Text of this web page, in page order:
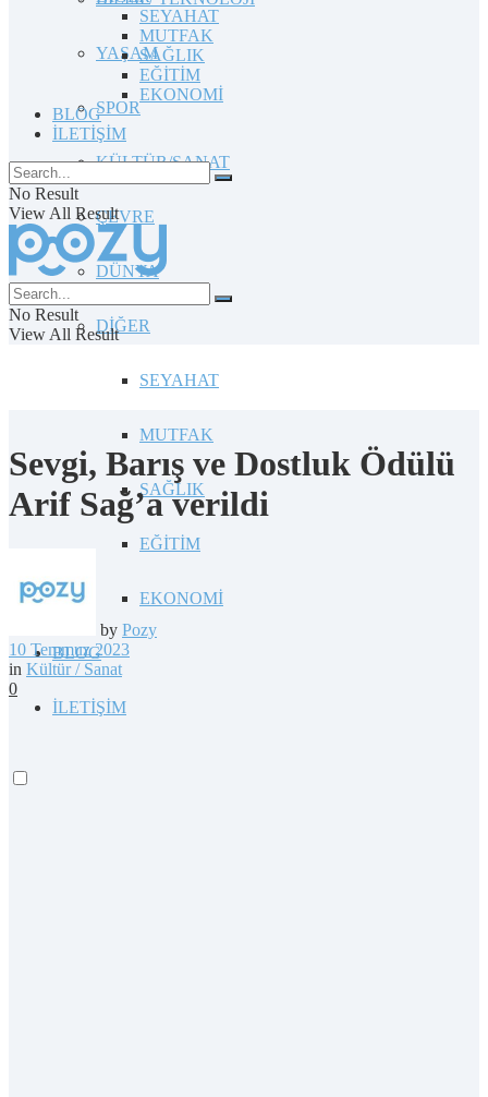
YAŞAM
SPOR
KÜLTÜR/SANAT
ÇEVRE
DÜNYA
DİĞER
SEYAHAT
MUTFAK
SAĞLIK
EĞİTİM
EKONOMİ
BLOG
İLETİŞİM
SEYAHAT
MUTFAK
SAĞLIK
EĞİTİM
EKONOMİ
BLOG
İLETİŞİM
No Result
View All Result
No Result
View All Result
Sevgi, Barış ve Dostluk Ödülü
Arif Sağ’a verildi
by Pozy
10 Temmuz 2023
in Kültür / Sanat
0